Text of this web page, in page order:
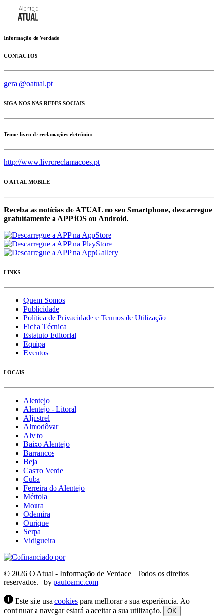
Informação de Verdade
CONTACTOS
geral@oatual.pt
SIGA-NOS NAS REDES SOCIAIS
Temos livro de reclamações eletrónico
http://www.livroreclamacoes.pt
O ATUAL MOBILE
Receba as notícias do ATUAL no seu Smartphone, descarregue
gratuítamente a APP iOS ou Android.
LINKS
Quem Somos
Publicidade
Política de Privacidade e Termos de Utilização
Ficha Técnica
Estatuto Editorial
Equipa
Eventos
LOCAIS
Alentejo
Alentejo - Litoral
Aljustrel
Almodôvar
Alvito
Baixo Alentejo
Barrancos
Beja
Castro Verde
Cuba
Ferreira do Alentejo
Mértola
Moura
Odemira
Ourique
Serpa
Vidigueira
© 2026 O Atual - Informação de Verdade | Todos os direitos
reservados. | by pauloamc.com
Este site usa cookies para melhorar a sua experiência. Ao
continuar a navegar estará a aceitar a sua utilização.
OK